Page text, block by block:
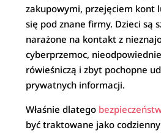
zakupowymi, przejęciem kont
się pod znane firmy. Dzieci są
narażone na kontakt z
cyberprzemoc,
rówieśniczą i zbyt pochopne
prywatnych informacji.
Właśnie dlatego
być traktowane jako